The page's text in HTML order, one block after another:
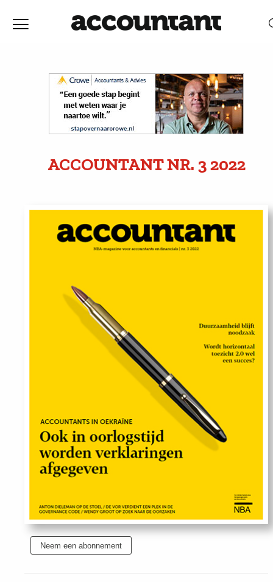
Vaktechniek
Tuchtrecht
Magazine
Dossiers
ACCOUNTANTNR. 32022
Neem een abonnement
RELEVANTIEDATUM